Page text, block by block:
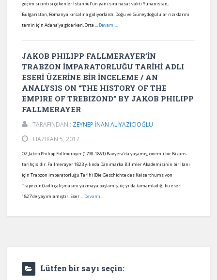
geçim sıkıntısı çekenler İstanbul’un yanı sıra hasat vakti Yunanistan,
Bulgaristan, Romanya kırsalına gidiyorlardı. Doğu ve Güneydoğulular rızıklarını
temin için Adana’ya giderken, Orta ... Devamı...
JAKOB PHILIPP FALLMERAYER’İN
TRABZON İMPARATORLUĞU TARİHİ ADLI
ESERİ ÜZERİNE BİR İNCELEME / AN
ANALYSIS ON “THE HISTORY OF THE
EMPIRE OF TREBIZOND” BY JAKOB PHILIPP
FALLMERAYER
TARAFINDAN : ZEYNEP İNAN ALİYAZICIOĞLU
HAZIRAN 5, 2017
ÖZ Jakob Philipp Fallmerayer (1790-1861) Bavyera’da yaşamış, önemli bir Bizans
tarihçisidir. Fallmerayer 1823 yılında Danimarka Bilimler Akademisinin bir ilanı
için Trabzon İmparatorluğu Tarihi (Die Geschichte des Kaiserthums von
Trapezunt) adlı çalışmasını yazmaya başlamış, üç yılda tamamladığı bu eseri
1827’de yayımlamıştır. Eser ... Devamı...
Lütfen bir sayı seçin: